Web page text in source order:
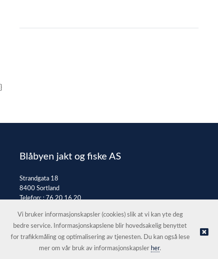
}
Blåbyen jakt og fiske AS
Strandgata 18
8400 Sortland
Telefon: :76 20 16 20
© Blåbyen jakt og fiske AS |Nettbutikk levert av Kréatif
Vi bruker informasjonskapsler (cookies) slik at vi kan yte deg
bedre service. Informasjonskapslene blir hovedsakelig benyttet
for trafikkmåling og optimalisering av tjenesten. Du kan også lese
mer om vår bruk av informasjonskapsler her.